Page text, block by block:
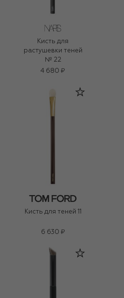
Кисть для
растушевки теней
№ 22
4 680 ₽
Кисть для теней 11
6 630 ₽